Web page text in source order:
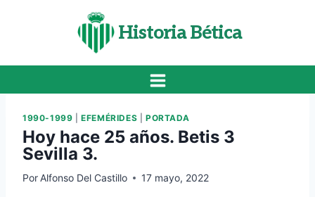
Historia Bética
1990-1999 |EFEMÉRIDES PORTADA
Hoy hace 25 años. Betis 3
Sevilla 3.
Por Alfonso Del Castillo 17 mayo, 2022